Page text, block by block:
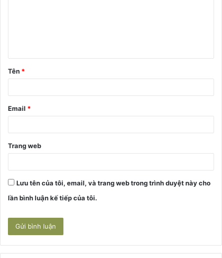
ậ
n
Tên *
Email *
Trang web
Lưu tên của tôi, email, và trang web trong trình duyệt này cho
lần bình luận kế tiếp của tôi.